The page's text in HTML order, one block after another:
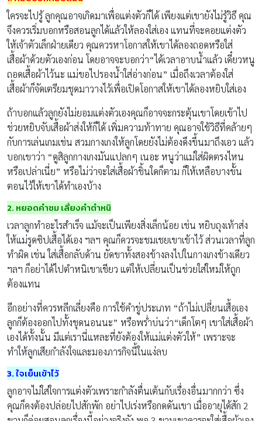
ใครจะไปรู้ ลูกคุณอาจเกิดมาเพื่อแต่งตัวก็ได้ เพียงแต่เขายังไม่รู้วิธี คุณ
จึงควรเริ่มบอกหรือสอนลูกได้แล้วให้ลองใส่เอง แทนที่จะคอยแต่งตัว
ให้เจ้าตัวเล็กฝ่ายเดียว คุณควรหาโอกาสให้เขาได้ลองถอดหรือใส่
เสื้อผ้าด้วยตัวเองก่อน โดยอาจจะบอกว่า“ได้เวลาอาบน้ำแล้ว เดี๋ยวหนู
ถอดเสื้อผ้าไว้นะ แม่ขอไปรองน้ำใส่อ่างก่อน” เมื่อถึงเวลาต้องใส่
เสื้อผ้าก็จัดเตรียมชุดมาวางไว้เพื่อเปิดโอกาสให้เขาได้ลองหยิบใส่เอง
ถ้าบอกแล้วลูกยังไม่ยอมแต่งตัวเองคุณก็อาจจะกระตุ้นเขาโดยเข้าไป
ช่วยหยิบจับเสื้อผ้าส่งให้ก็ได้ เพิ่มความท้าทาย คุณอาจใช้วิธีที่คล้ายๆ
กับการเล่นเกมเช่น สวมกางเกงให้ลูกโดยยังไม่ต้องดึงขึ้นมาถึงเอว แล้ว
บอกเขาว่า “ดูสิลูกกางเกงมันแปลกๆ เนอะ หนูว่าแม่ใส่ผิดตรงไหน
หรือเปล่าเนี่ย” หรือไม่ว่าจะใส่เสื้อผ้าชิ้นใดก็ตาม ก็ให้เหลือบางขั้น
ตอนไว้ให้เขาได้ทำเองบ้าง
2. หยอดคำชม เลี่ยงคำตำหนิ
เวลาลูกทำอะไรสำเร็จ แม้จะเป็นเพียงสิ่งเล็กน้อย เช่น หยิบถุงเท้าส่ง
ให้แม่รูดซิปเสื้อได้เอง ฯลฯ คุณก็ควรจะชมเชยเขาเข้าไว้ ส่วนเวลาที่ลูก
ทำผิด เช่น ใส่เสื้อกลับด้าน ยัดขาทั้งสองข้างลงไปในกางเกงข้างเดียว
ฯลฯ ก็อย่าได้ไปตำหนิเขาเชียว แต่ให้เปลี่ยนเป็นช่วยใส่ใหม่ให้ถูก
ต้องแทน
อีกอย่างที่ควรหลีกเลี่ยงคือ การใช้คำขู่ประเภท “ถ้าไม่เปลี่ยนเสื้อเอง
ลูกก็ต้องออกไปทั้งชุดนอนนะ” หรือพร่ำบ่นว่า“เด็กโตๆ เขาใส่เสื้อผ้า
เองได้ทั้งนั้น มีแต่เรานี่แหละที่ยังต้องให้แม่แต่งตัวให้” เพราะจะ
ทำให้ลูกเสียกำลังใจและมองภารกิจนี้ในแง่ลบ
3. ใจเย็นเข้าไว้
ลูกอาจไม่ใส่ใจการแต่งตัวเพราะกำลังตื่นเต้นกับเรื่องอื่นมากกว่า ซึ่ง
คุณก็คงต้องปล่อยไปสักพัก อย่าไปเร่งหรือกดดันเขา เมื่ออายุได้สัก 2